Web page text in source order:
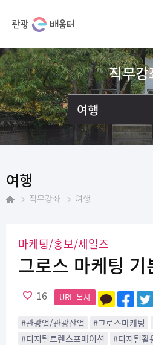
직무강
여행
직무강좌 여행
마케팅/홍보/세일즈
그로스 마케팅 기
16 URL 복사
#관광업/관광산업 #그로스마케팅
#디지털트렌스포메이션
#디지털활